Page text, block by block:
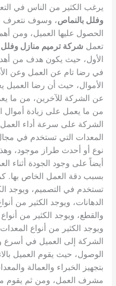
يرغب الكثير من الناس في
وفلل بالنماص، وسوف نتعرف
الحصول عليها العميل، ومن
تعمل شركة ترميم منازل وفلل
الأول، حيث يكون هدف من
في رضا تام عن العمل وعن
الأموال، حيث أن رضا العميل
عن الشركة للآخرين، من ما
من ما يعمل على زيادة أموال
الشركة على سرعة أداء
المعدات التي تستخدم في
نوع أو أحدث طراز موجود،
أيضاً على وجود الجودة أثناء
بسبب دقة العمل الخاص بها.
تستخدم في التصميم، ويوجد
الدهانات، ويوجد الكثير من
والقطع، ويوجد الكثير من
ويوجد الكثير من أنواع
الشركة إلى العميل في
الوصول، حيث يقوم العميل
بتجهيز الخبراء والعمالة
مشرف العمل، ومن ثم يقوم